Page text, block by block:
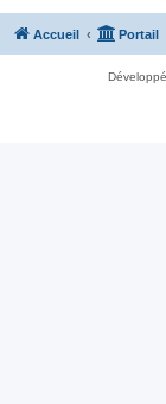
Accueil Portail